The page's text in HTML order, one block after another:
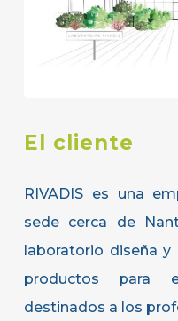
El cliente
RIVADIS es una
sede cerca de
laboratorio diseña
productos para
destinados a los